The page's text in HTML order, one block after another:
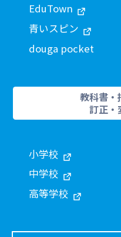
EduTown
青いスピン
douga pocket
教科書・
訂正・
小学校
中学校
高等学校